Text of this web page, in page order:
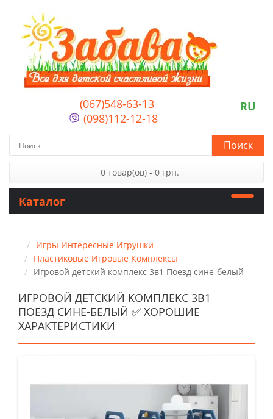
(067)548-63-13
(098)112-12-18
RU
Поиск
0 товар(ов) - 0 грн.
Каталог
Игры Интересные Игрушки
Пластиковые Игровые Комплексы
Игровой детский комплекс 3в1 Поезд сине-белый
ИГРОВОЙ ДЕТСКИЙ КОМПЛЕКС 3В1
ПОЕЗД СИНЕ-БЕЛЫЙ ✅ ХОРОШИЕ
ХАРАКТЕРИСТИКИ